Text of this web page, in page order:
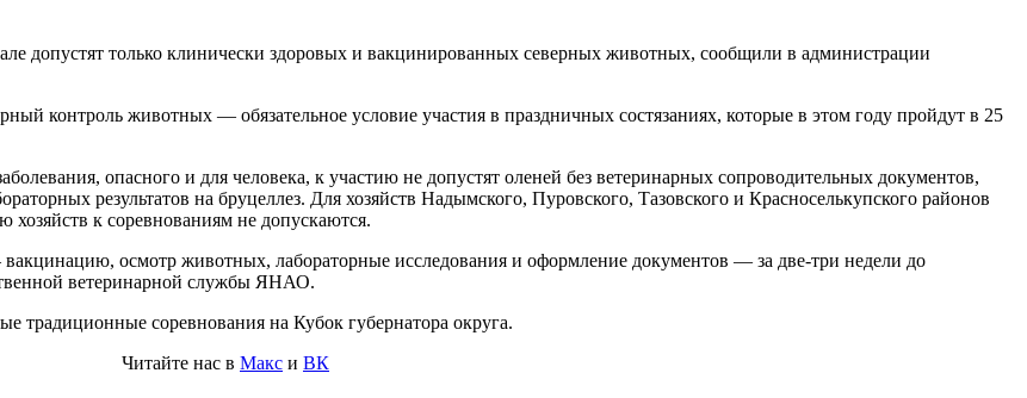
допустят только клинически здоровых и вакцинированных северных животных, сообщили в администрации
контроль животных — обязательное условие участия в праздничных состязаниях, которые в этом году пройдут в 25
опасного и для человека, к участию не допустят оленей без ветеринарных сопроводительных документов,
результатов на бруцеллез. Для хозяйств Надымского, Пуровского, Тазовского и Красноселькупского районов
хозяйств к соревнованиям не допускаются.
осмотр животных, лабораторные исследования и оформление документов — за две-три недели до
ветеринарной службы ЯНАО.
соревнования на Кубок губернатора округа.
Читайте нас в Макс и ВК